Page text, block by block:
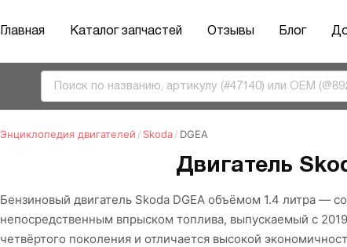
Главная Каталог запчастей Отзывы Блог
Энциклопедия двигателей / Skoda/ DGEA
Двигатель
Бензиновый двигатель Skoda DGEA объёмом 1.4 литра —
непосредственным впрыском топлива, выпускаемый с
четвёртого поколения и отличается высокой